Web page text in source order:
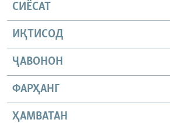
СИЁСАТ
ИҚТИСОД
ҶАВОНОН
ФАРҲАНГ
ҲАМВАТАН